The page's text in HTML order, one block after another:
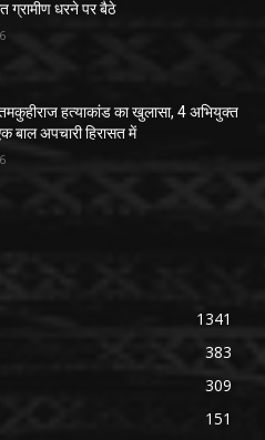
ग्रामीण धरने पर बैठे
हत्याकांड का खुलासा, 4 अभियुक्त
बाल अपचारी हिरासत में
1341
383
309
151